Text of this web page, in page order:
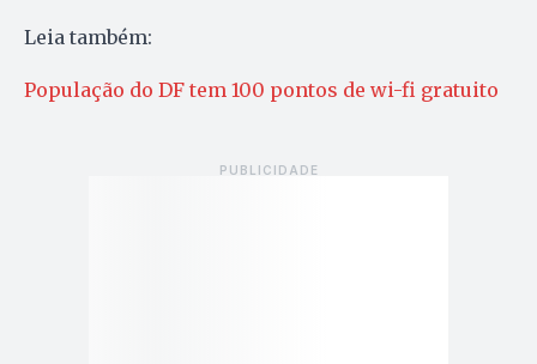
Leia também:
População do DF tem 100 pontos de wi-fi gratuito